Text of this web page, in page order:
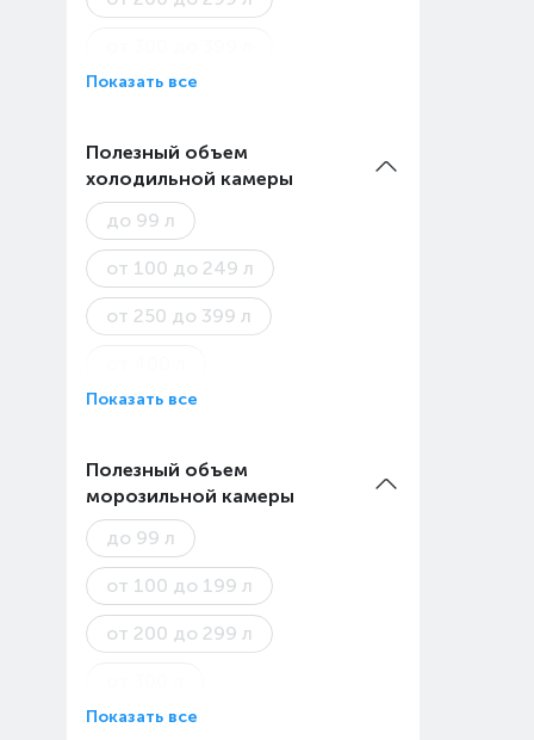
от 400 до 499 л
от 500 л
Показать все
Полезный объем
холодильной камеры
до 99 л
от 100 до 249 л
от 250 до 399 л
Показать все
Полезный объем
морозильной камеры
до 99 л
от 100 до 199 л
от 200 до 299 л
Показать все